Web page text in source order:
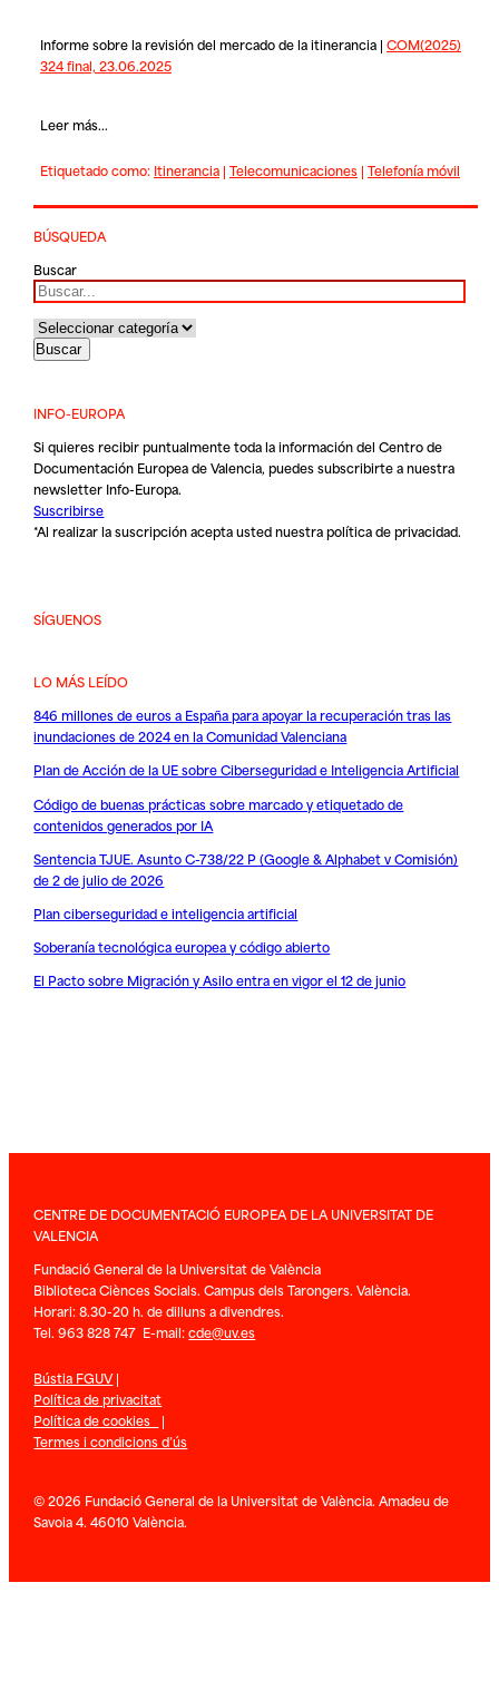
Informe sobre la revisión del mercado de la itinerancia | COM(2025)
324 final, 23.06.2025
Leer más...
Etiquetado como: Itinerancia| Telecomunicaciones| Telefonía móvil
BÚSQUEDA
Buscar
INFO-EUROPA
Si quieres recibir puntualmente toda la información del Centro de
Documentación Europea de Valencia, puedes subscribirte a nuestra
newsletter Info-Europa.
Suscribirse
*Al realizar la suscripción acepta usted nuestrapolítica de privacidad.
SÍGUENOS
LO MÁS LEÍDO
846 millones de euros a España para apoyar la recuperación tras las
inundaciones de 2024 en la Comunidad Valenciana
Plan de Acción de la UE sobre Ciberseguridad e Inteligencia Artificial
Código de buenas prácticas sobre marcado y etiquetado de
contenidos generados por IA
Sentencia TJUE. Asunto C-738/22 P (Google & Alphabet v Comisión)
de 2 de julio de 2026
Plan ciberseguridad e inteligencia artificial
Soberanía tecnológica europea y código abierto
El Pacto sobre Migración y Asilo entra en vigor el 12 de junio
CENTRE DE DOCUMENTACIÓ EUROPEA DE LA UNIVERSITAT DE
VALENCIA
Fundació General de la Universitat de València
Biblioteca Ciènces Socials. Campus dels Tarongers. València.
Horari: 8.30-20 h. de dilluns a divendres.
Tel. 963 828 747 E-mail:cde@uv.es
Bústia FGUV|
Política de privacitat
Política de cookies |
Termes i condicions d’ús
© 2026 Fundació General de la Universitat de València. Amadeu de
Savoia 4. 46010 València.